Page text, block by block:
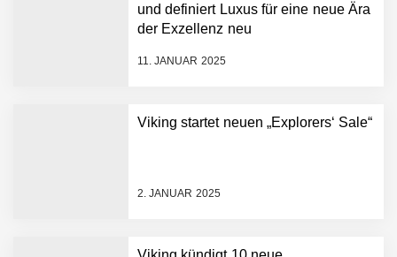
und definiert Luxus für eine neue Ära
der Exzellenz neu
11. JANUAR 2025
Viking startet neuen „Explorers‘ Sale“
2. JANUAR 2025